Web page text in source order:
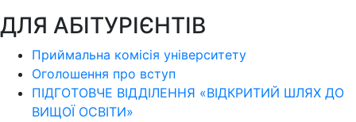
ДЛЯ АБІТУРІЄНТІВ
Приймальна комісія університету
Оголошення про вступ
ПІДГОТОВЧЕ ВІДДІЛЕННЯ «ВІДКРИТИЙ ШЛЯХ ДО
ВИЩОЇ ОСВІТИ»